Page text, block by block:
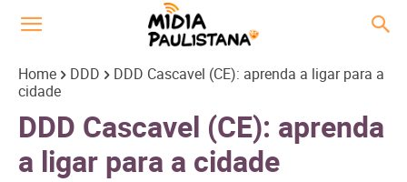
Home DDD
DDD Cascavel (CE): aprenda a ligar para a
cidade
DDD Cascavel (CE): aprenda
a ligar para a cidade